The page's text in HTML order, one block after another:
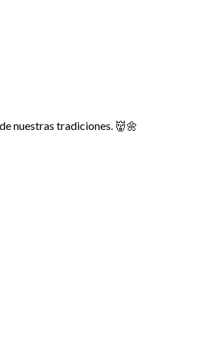
nuestras tradiciones. 👹🌼